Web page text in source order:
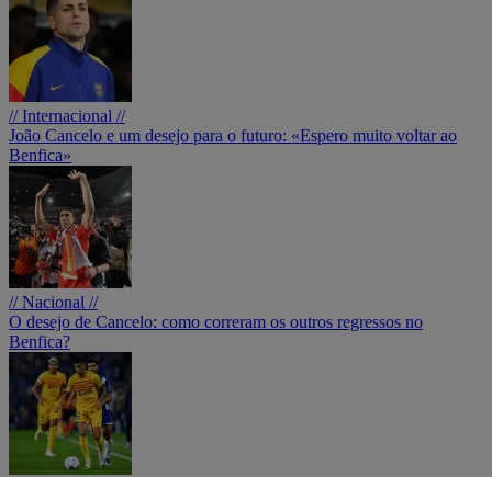
// Internacional //
João Cancelo e um desejo para o futuro: «Espero muito voltar ao
Benfica»
// Nacional //
O desejo de Cancelo: como correram os outros regressos no
Benfica?